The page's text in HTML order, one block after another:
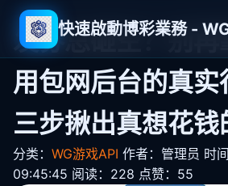
快速啟動博彩業務 -
发券总砸空？别
用包网后台的真实
三步揪出真想花钱
分类： WG游戏API 作者：管理员 时
09:45:45 阅读：228 点赞：55